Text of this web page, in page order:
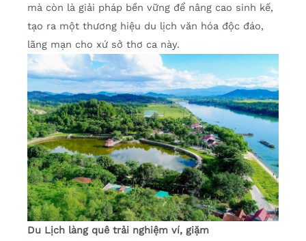
mà còn là giải pháp bền vững để nâng cao sinh kế,
tạo ra một thương hiệu du lịch văn hóa độc đáo,
lãng mạn cho xứ sở thơ ca này.
Du Lịch làng quê trải nghiệm ví, giặm